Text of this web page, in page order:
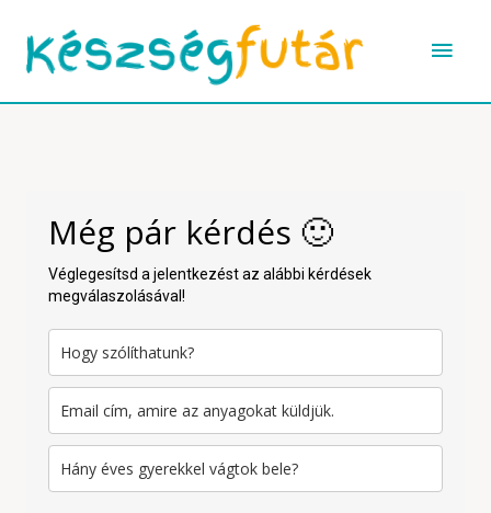
content
Még pár kérdés 🙂
Véglegesítsd a jelentkezést az alábbi kérdések
megválaszolásával!